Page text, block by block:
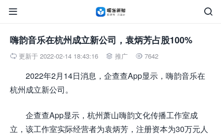


嗨韵音乐在杭州成立新公司，袁炳芳占股100%
 更新于 2022-02-14 18:43:16  推广  7642
2022年2月14日消息，企查查App显示，嗨韵音乐在
杭州成立新公司。
企查查App显示，杭州萧山嗨韵文化传播工作室成
立，该工作室实际经营者为袁炳芳，注册资本为30万元人